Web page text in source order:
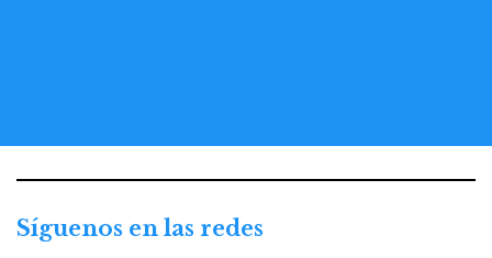
Síguenos en las redes